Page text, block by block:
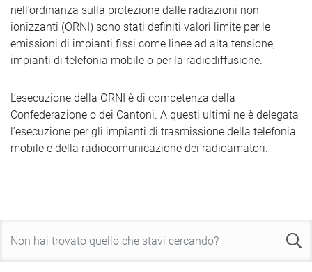
nell’ordinanza sulla protezione dalle radiazioni non
ionizzanti (ORNI) sono stati definiti valori limite per le
emissioni di impianti fissi come linee ad alta tensione,
impianti di telefonia mobile o per la radiodiffusione.
L’esecuzione della ORNI è di competenza della
Confederazione o dei Cantoni. A questi ultimi ne è delegata
l’esecuzione per gli impianti di trasmissione della telefonia
mobile e della radiocomunicazione dei radioamatori.